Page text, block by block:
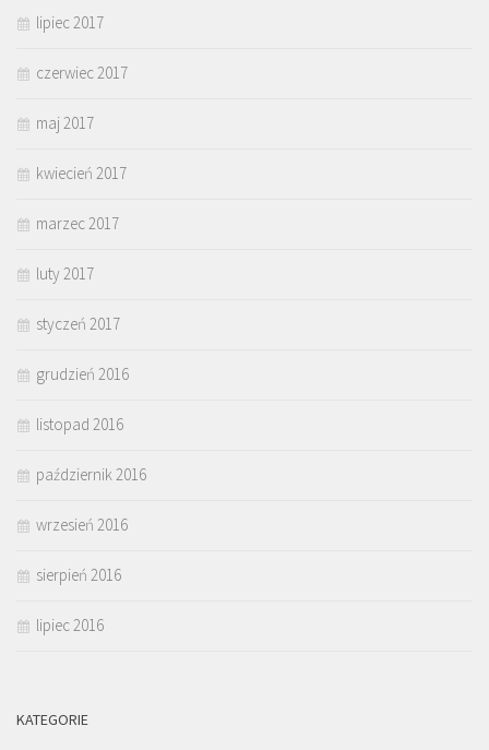
lipiec 2017
czerwiec 2017
maj 2017
kwiecień 2017
marzec 2017
luty 2017
styczeń 2017
grudzień 2016
listopad 2016
październik 2016
wrzesień 2016
sierpień 2016
lipiec 2016
KATEGORIE